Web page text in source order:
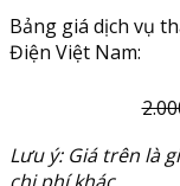
Bảng giá dịch vụ
Điện Việt Nam:
Lưu ý: Giá trên là